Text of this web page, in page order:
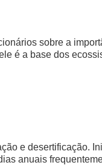
sobre a
é a base dos
e desertificação.
anuais